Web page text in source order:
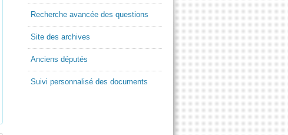
Recherche avancée des questions
Site des archives
Anciens députés
Suivi personnalisé des documents